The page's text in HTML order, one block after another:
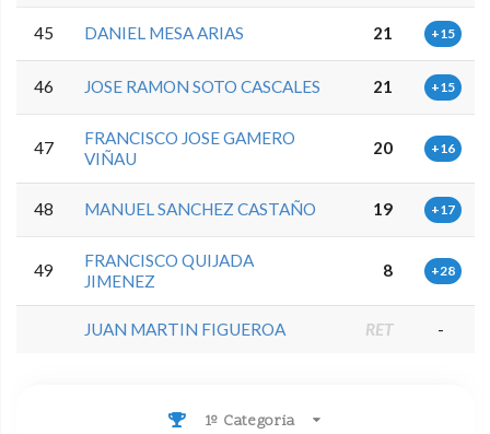
45 DANIEL MESA ARIAS 21 +15
46 JOSE RAMON SOTO CASCALES 21 +15
47
FRANCISCO JOSE GAMERO
VIÑAU
20 +16
48 MANUEL SANCHEZ CASTAÑO 19 +17
49
FRANCISCO QUIJADA
JIMENEZ
8 +28
JUAN MARTIN FIGUEROA RET -
1º Categoria